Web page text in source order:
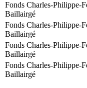
Fonds Charles-Philippe-
Baillairgé
Fonds Charles-Philippe-
Baillairgé
Fonds Charles-Philippe-
Baillairgé
Fonds Charles-Philippe-
Baillairgé